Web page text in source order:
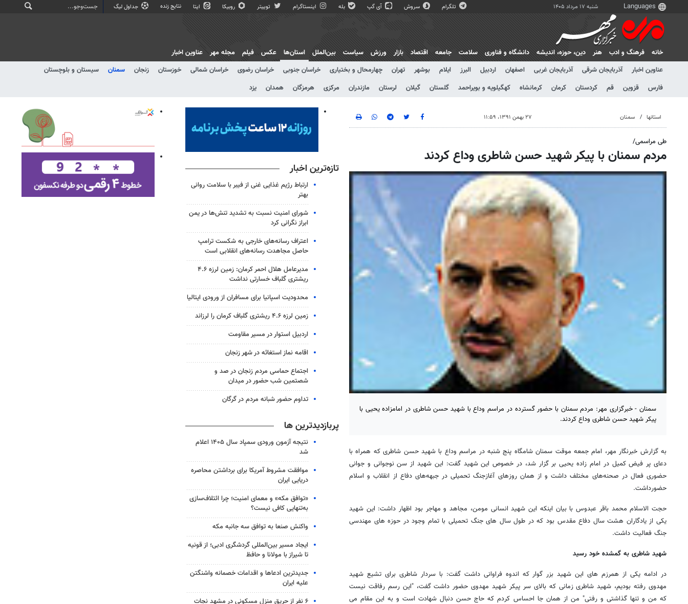
شنبه ۱۷ مرداد ۱۴۰۵ تلگرام سروش آی گپ بله اینستاگرام توییتر روبیکا ایتا نتایج زنده جداول لیگ
خانه فرهنگ و ادب هنر دين، حوزه، انديشه دانشگاه و فناوری سلامت جامعه اقتصاد بازار ورزش سیاست بین‌الملل
استان‌ها
عناوین اخبار
آذربایجان شرقی آذربایجان غربی اصفهان اردبیل البرز ایلام بوشهر تهران چهارمحال و بختیاری خراسان جنوبی خراسان رضوی خراسان شمالی خوزستان زنجان سمنان
سیستان و بلوچستان
فارس
قزوین قم کردستان کرمان کرمانشاه کهگیلویه و بویراحمد گلستان گیلان لرستان مازندران مرکزی هرمزگان همدان یزد
عکس فیلم مجله مهر عناوین اخبار
استانها سمنان ۲۷ بهمن ۱۳۹۱، ۱۱:۵۹
طی مراسمی/
مردم سمنان با پیکر شهید حسن شاطری وداع کردند
سمنان - خبرگزاری مهر: مردم سمنان با حضور گسترده در مراسم وداع با شهید حسن شاطری در امامزاده یحیی با
پیکر شهید حسن شاطری وداع کردند.
به گزارش خبرنگار مهر، امام جمعه موقت سمنان شامگاه پنج شنبه در مراسم وداع با شهید حسن شاطری که همراه با
دعای پر فیض کمیل در امام زاده یحیی بر گزار شد، در خصوص این شهید گفت: این شهید از سن نوجوانی و جوانی
حضوری فعال در صحنه‌های مختلف داشت و از همان روزهای آغازجنگ تحمیلی در جبهه‌های دفاع از انقلاب و اسلام
حضورداشت.
حجت الاسلام محمد باقر عبدوس با بیان اینکه این شهید انسانی مومن، مجاهد و مهاجر بود اظهار داشت: این شهید
یکی از یادگاران هشت سال دفاع مقدس بود که در طول سال ‏های جنگ تحمیلی با تمام وجود در حوزه ‏های مهندسی
جنگ فعالیت داشت.
شهید شاطری به گمشده خود رسید
در ادامه یکی از همرزم های این شهید بزر گوار که اندوه فراوانی داشت گفت: با سردار شاطری برای تشیع شهید
مهدوی رفته بودیم، شهید شاطری زمانی که بالای سر پیکر شهید مهدوی حضور داشت گفت، "این رسم رفاقت نیست
که من و تنها گذاشتی و رفتی" من از همان جا احساس کردم که حاج حسن دنبال شهادت است و به این مقام می
تازه‌ترین اخبار
ارتباط رژیم غذایی غنی از فیبر با سلامت روانی
بهتر
شورای امنیت نسبت به تشدید تنش‌ها در یمن
ابراز نگرانی کرد
اعتراف رسانه‌های خارجی به شکست ترامپ
حاصل مجاهدت رسانه‌های انقلابی است
مدیرعامل هلال احمر کرمان: زمین لرزه ۴.۶
ریشتری گلباف خسارتی نداشت
محدودیت اسپانیا برای مسافران از ورودی ایتالیا
زمین لرزه ۴.۶ ریشتری گلباف کرمان را لرزاند
اردبیل استوار در مسیر مقاومت
اقامه نماز استغاثه در شهر زنجان
اجتماع حماسی مردم زنجان در صد و
شصتمین شب حضور در میدان
تداوم حضور شبانه مردم در گرگان
پربازدیدترین ها
نتیجه آزمون ورودی سمپاد سال ۱۴۰۵ اعلام
شد
موافقت مشروط آمریکا برای برداشتن محاصره
دریایی ایران
«توافق مکه» و معمای امنیت؛ چرا ائتلاف‌سازی
به‌تنهایی کافی نیست؟
واکنش صنعا به توافق سه جانبه مکه
ایجاد مسیر بین‌المللی گردشگری ادبی؛ از قونیه
تا شیراز با مولانا و حافظ
جدیدترین ادعاها و اقدامات خصمانه واشنگتن
علیه ایران
۶ نفر از حریق منزل مسکونی در مشهد نجات